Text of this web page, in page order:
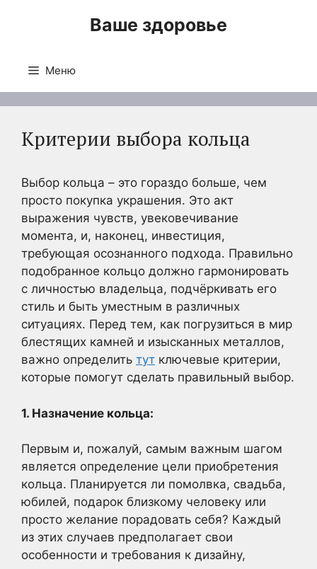
Ваше здоровье
Меню
Критерии выбора кольца
Выбор кольца – это гораздо больше, чем
просто покупка украшения. Это акт
выражения чувств, увековечивание
момента, и, наконец, инвестиция,
требующая осознанного подхода. Правильно
подобранное кольцо должно гармонировать
с личностью владельца, подчёркивать его
стиль и быть уместным в различных
ситуациях. Перед тем, как погрузиться в мир
блестящих камней и изысканных металлов,
важно определить тут ключевые критерии,
которые помогут сделать правильный выбор.
1. Назначение кольца:
Первым и, пожалуй, самым важным шагом
является определение цели приобретения
кольца. Планируется ли помолвка, свадьба,
юбилей, подарок близкому человеку или
просто желание порадовать себя? Каждый
из этих случаев предполагает свои
особенности и требования к дизайну,